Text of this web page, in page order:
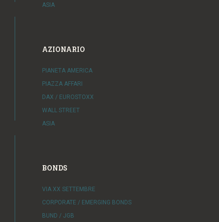
ASIA
AZIONARIO
PIANETA AMERICA
PIAZZA AFFARI
DAX / EUROSTOXX
WALL STREET
ASIA
BONDS
VIA XX SETTEMBRE
CORPORATE / EMERGING BONDS
BUND / JGB